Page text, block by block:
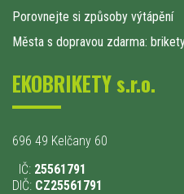
Porovnejte si způsoby výtápění
Města s dopravou zdarma:
EKOBRIKETY s.r.o.
696 49 Kelčany 60
IČ: 25561791
DIČ: CZ25561791